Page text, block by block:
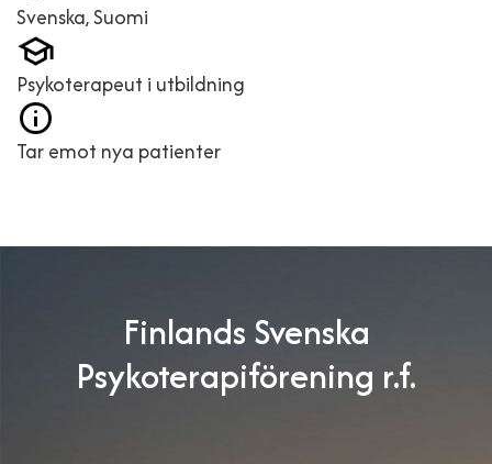
Svenska, Suomi
Psykoterapeut i utbildning
Tar emot nya patienter
Finlands Svenska
Psykoterapiförening r.f.